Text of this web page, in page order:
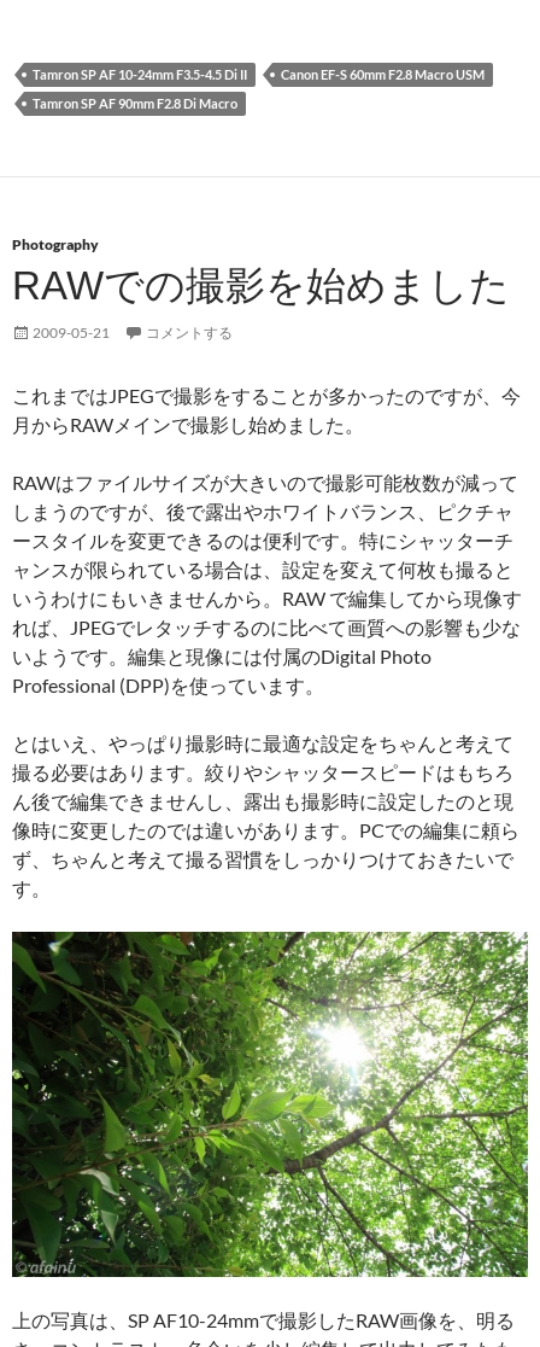
Tamron SP AF 10-24mm F3.5-4.5 Di II
Canon EF-S 60mm F2.8 Macro USM
Tamron SP AF 90mm F2.8 Di Macro
Photography
RAWでの撮影を始めました
2009-05-21 コメントする
これまではJPEGで撮影をすることが多かったのですが、今
月からRAWメインで撮影し始めました。
RAWはファイルサイズが大きいので撮影可能枚数が減って
しまうのですが、後で露出やホワイトバランス、ピクチャ
ースタイルを変更できるのは便利です。特にシャッターチ
ャンスが限られている場合は、設定を変えて何枚も撮ると
いうわけにもいきませんから。RAW で編集してから現像す
れば、JPEGでレタッチするのに比べて画質への影響も少な
いようです。編集と現像には付属のDigital Photo
Professional (DPP)を使っています。
とはいえ、やっぱり撮影時に最適な設定をちゃんと考えて
撮る必要はあります。絞りやシャッタースピードはもちろ
ん後で編集できませんし、露出も撮影時に設定したのと現
像時に変更したのでは違いがあります。PCでの編集に頼ら
ず、ちゃんと考えて撮る習慣をしっかりつけておきたいで
す。
上の写真は、SP AF10-24mmで撮影したRAW画像を、明る